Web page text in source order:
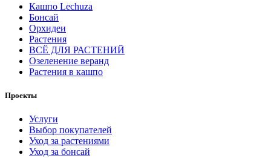
Кашпо Lechuza
Бонсай
Орхидеи
Растения
ВСЁ ДЛЯ РАСТЕНИЙ
Озеленение веранд
Растения в кашпо
Проекты
Услуги
Выбор покупателей
Уход за растениями
Уход за бонсай